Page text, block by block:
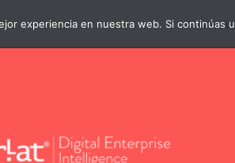
experiencia en nuestra web. Si